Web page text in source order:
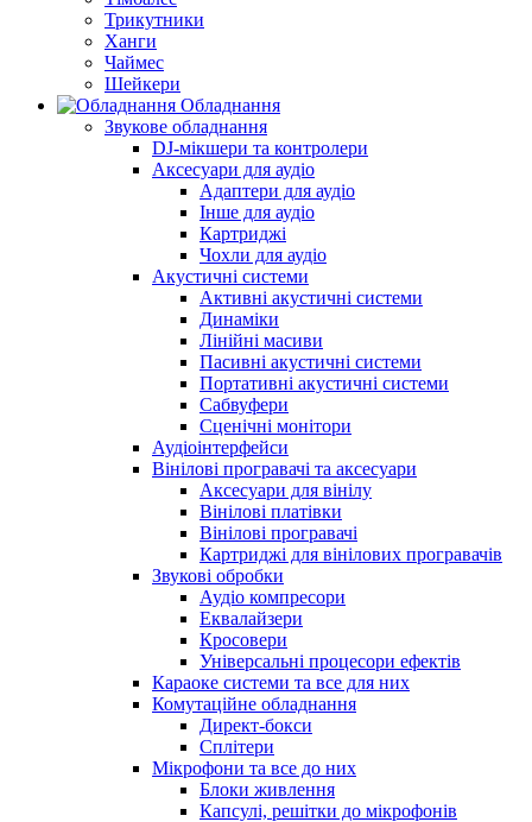
Трикутники
Ханги
Чаймес
Шейкери
Обладнання
Звукове обладнання
DJ-мікшери та контролери
Аксесуари для аудіо
Адаптери для аудіо
Інше для аудіо
Картриджі
Чохли для аудіо
Акустичні системи
Активні акустичні системи
Динаміки
Лінійні масиви
Пасивні акустичні системи
Портативні акустичні системи
Сабвуфери
Сценічні монітори
Аудіоінтерфейси
Вінілові програвачі та аксесуари
Аксесуари для вінілу
Вінілові платівки
Вінілові програвачі
Картриджі для вінілових програвачів
Звукові обробки
Аудіо компресори
Еквалайзери
Кросовери
Універсальні процесори ефектів
Караоке системи та все для них
Комутаційне обладнання
Директ-бокси
Сплітери
Мікрофони та все до них
Блоки живлення
Капсулі, решітки до мікрофонів